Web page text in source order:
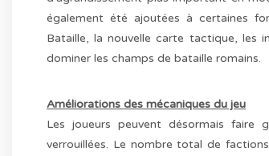
également été ajoutées à certaines
Bataille, la nouvelle carte tactique, les
dominer les champs de bataille romains.
Améliorations des mécaniques du jeu
Les joueurs peuvent désormais faire
verrouillées. Le nombre total de